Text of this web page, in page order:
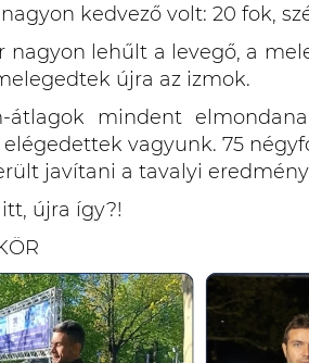
kedvező volt: 20 fok,
nagyon lehűlt a levegő, a
újra az izmok.
átlagok mindent
vagyunk. 75
javítani a tavalyi
újra így?!